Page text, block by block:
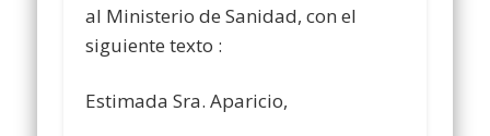
al Ministerio de Sanidad, con el
siguiente texto :
Estimada Sra. Aparicio,